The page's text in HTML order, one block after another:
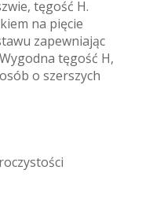
tęgość H.
na pięcie
zapewniając
tęgość H,
o szerszych